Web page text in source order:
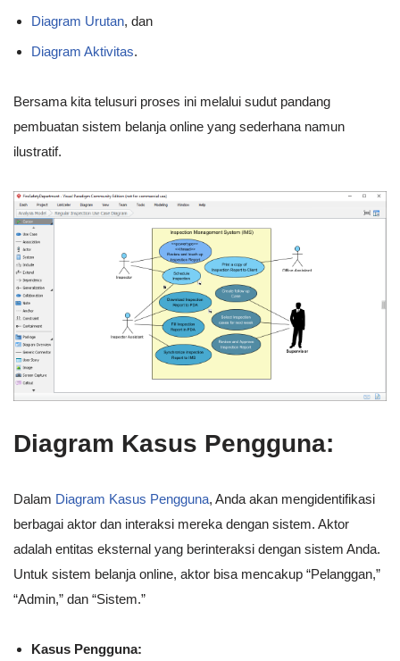
Diagram Urutan, dan
Diagram Aktivitas.
Bersama kita telusuri proses ini melalui sudut pandang
pembuatan sistem belanja online yang sederhana namun
ilustratif.
Diagram Kasus Pengguna:
Dalam Diagram Kasus Pengguna, Anda akan mengidentifikasi
berbagai aktor dan interaksi mereka dengan sistem. Aktor
adalah entitas eksternal yang berinteraksi dengan sistem Anda.
Untuk sistem belanja online, aktor bisa mencakup “Pelanggan,”
“Admin,” dan “Sistem.”
Kasus Pengguna: